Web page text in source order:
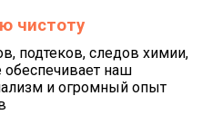
чистоту
подтеков, следов химии,
обеспечивает наш
и огромный опыт